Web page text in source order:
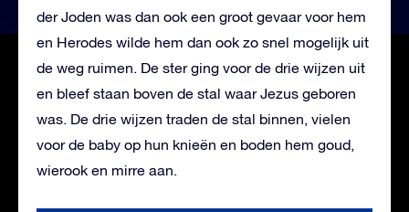
der Joden was dan ook een groot gevaar voor hem
en Herodes wilde hem dan ook zo snel mogelijk uit
de weg ruimen. De ster ging voor de drie wijzen uit
en bleef staan boven de stal waar Jezus geboren
was. De drie wijzen traden de stal binnen, vielen
voor de baby op hun knieën en boden hem goud,
wierook en mirre aan.